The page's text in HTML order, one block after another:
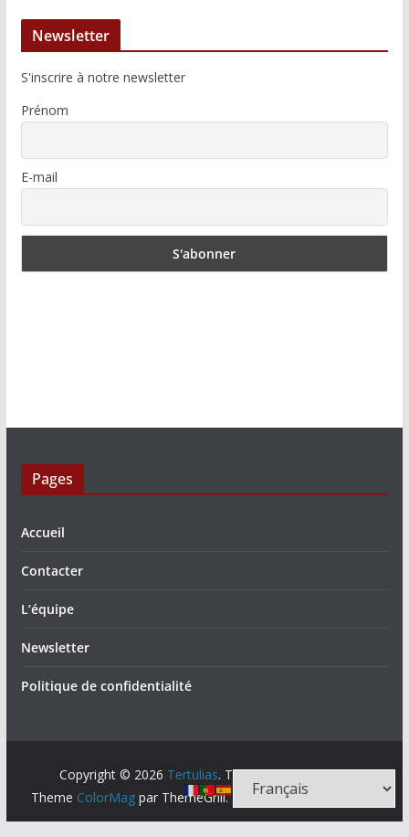
Newsletter
S'inscrire à notre newsletter
Prénom
E-mail
Pages
Accueil
Contacter
L’équipe
Newsletter
Politique de confidentialité
Copyright © 2026 Tertulias. Tous droits réservés.
Theme ColorMagpar ThemeGrill. Propulsé par